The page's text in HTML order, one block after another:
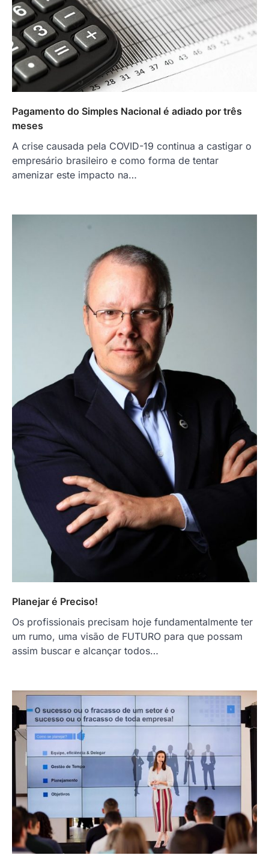
Pagamento do Simples Nacional é adiado por três
meses
A crise causada pela COVID-19 continua a castigar o
empresário brasileiro e como forma de tentar
amenizar este impacto na…
Planejar é Preciso!
Os profissionais precisam hoje fundamentalmente ter
um rumo, uma visão de FUTURO para que possam
assim buscar e alcançar todos…